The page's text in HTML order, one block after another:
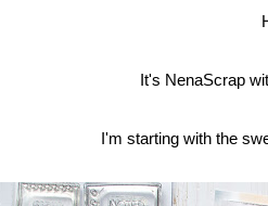
It's NenaScrap
I'm starting with the